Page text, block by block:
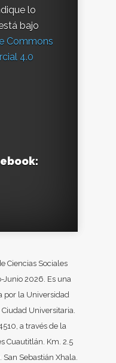
lo
bajo
Commons
4.0
Ciencias Sociales
Junio 2026. Es una
por la Universidad
Universitaria.
a través de la
Cuautitlán. Km. 2.5
Sebastián Xhala.